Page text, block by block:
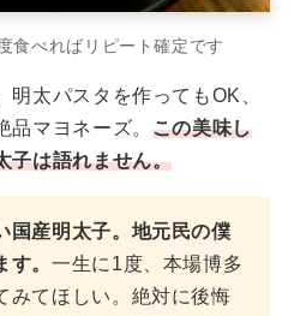
食べればリピート確定です
太パスタを作ってもOK、
品マヨネーズ。 この美味し
子は語れません。
国産明太子。地元民の僕
。 一生に1度、本場博多
みてほしい。絶対に後悔